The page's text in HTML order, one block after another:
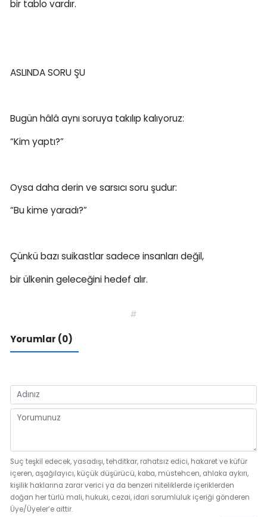
bir tablo vardır.
ASLINDA SORU ŞU
Bugün hâlâ aynı soruya takılıp kalıyoruz:
“Kim yaptı?”
Oysa daha derin ve sarsıcı soru şudur:
“Bu kime yaradı?”
Çünkü bazı suikastlar sadece insanları değil,
bir ülkenin geleceğini hedef alır.
#
Yorumlar (0)
Suç teşkil edecek, yasadışı, tehditkar, rahatsız edici, hakaret ve küfür
içeren, aşağılayıcı, küçük düşürücü, kaba, müstehcen, ahlaka aykırı,
kişilik haklarına zarar verici ya da benzeri niteliklerde içeriklerden
doğan her türlü mali, hukuki, cezai, idari sorumluluk içeriği gönderen
Üye/Üyeler’e aittir.